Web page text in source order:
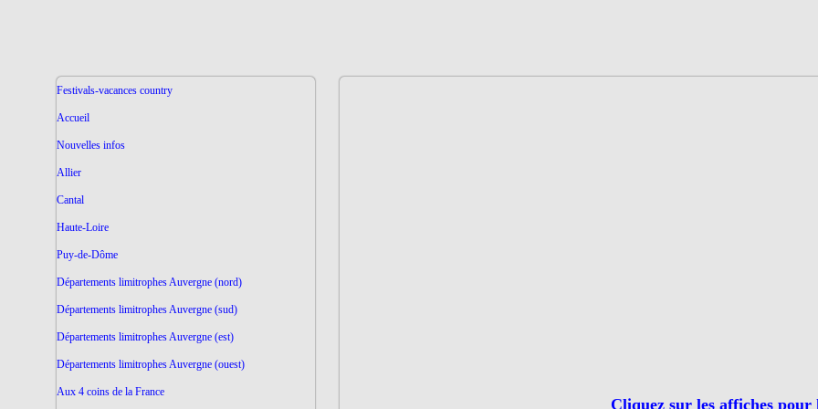
Festivals-vacances country
Accueil
Nouvelles infos
Allier
Cantal
Haute-Loire
Puy-de-Dôme
Départements limitrophes Auvergne (nord)
Départements limitrophes Auvergne (sud)
Départements limitrophes Auvergne (est)
Départements limitrophes Auvergne (ouest)
Aux 4 coins de la France
Cliquez sur les affiches pour